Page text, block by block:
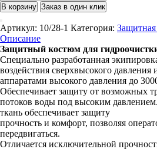
товара
Комплект
защитной
одежды
аналог
TST
(защитная
куртка
со
встроенной
защитой
рук+брюки
с
защитой
В корзину Заказ в один клик
Артикул: 10/28-1 Категория:
Описание
Защитный костюм для
Специально разработанная
воздействия сверхвысокого давления
аппаратами высокого давления до
Обеспечивает защиту от возможных
потоков воды под высоким
ткань обеспечивает защиту
прочность и комфорт, позволяя
передвигаться.
Отличается исключительной